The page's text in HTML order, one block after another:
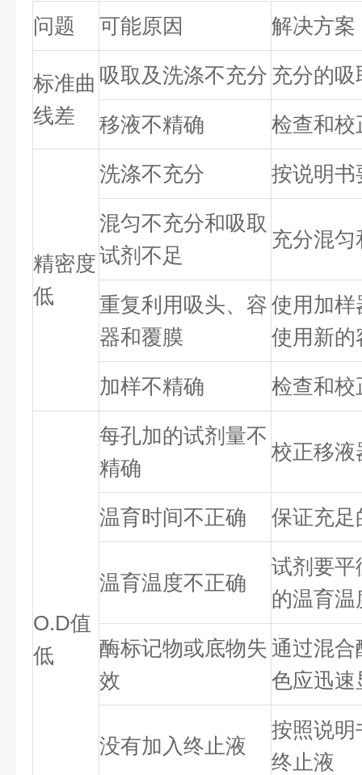
问题 可能原因 解决方案
标准曲
线差
吸取及洗涤不充分 充分的
移液不精确 检查和校
精密度
低
洗涤不充分 按说明书
混匀不充分和吸取
试剂不足
充分混
重复利用吸头、容
器和覆膜
使用加样
使用新的
加样不精确 检查和校
O.D值
低
每孔加的试剂量不
精确
校正移液
温育时间不正确 保证充足
温育温度不正确
试剂要平
的温育温
酶标记物或底物失
效
通过混
色应迅速
没有加入终止液
按照说明
终止液